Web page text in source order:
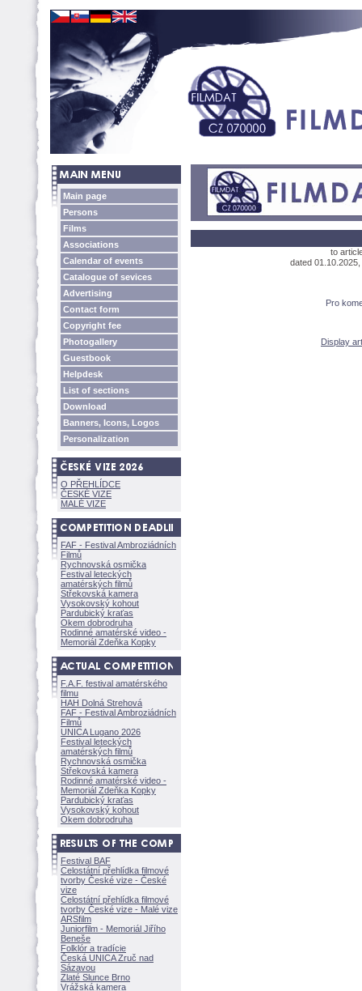
Main page
Persons
Films
Associations
Calendar of events
Catalogue of sevices
Advertising
Contact form
Copyright fee
Photogallery
Guestbook
Helpdesk
List of sections
Download
Banners, Icons, Logos
Personalization
O PŘEHLÍDCE
ČESKÉ VIZE
MALÉ VIZE
FAF - Festival Ambroziádních
Filmů
Rychnovská osmička
Festival leteckých
amatérských filmů
Střekovská kamera
Vysokovský kohout
Pardubický kraťas
Okem dobrodruha
Rodinné amatérské video -
Memoriál Zdeňka Kopky
F.A.F. festival amatérského
filmu
HAH Dolná Strehov
FAF - Festival Ambroziádních
Filmů
UNICA Lugano 2026
Festival leteckých
amatérských filmů
Rychnovská osmička
Střekovská kamera
Rodinné amatérské video -
Memoriál Zdeňka Kopky
Pardubický kraťas
Vysokovský kohout
Okem dobrodruha
Festival BAF
Celostátní přehlídka filmové
tvorby České vize - České
vize
Celostátní přehlídka filmové
tvorby České vize - Malé vize
ARSfilm
Juniorfilm - Memoriál Jiřího
Beneše
Folklór a tradície
Česká UNICA Zruč nad
Sázavou
Zlaté Slunce Brno
Vrážská kamera
to
dated
Pro
Display